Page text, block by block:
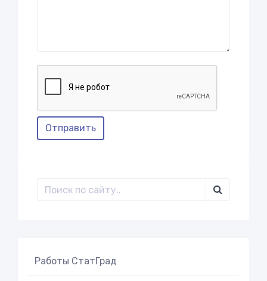
Отправить
Работы СтатГрад